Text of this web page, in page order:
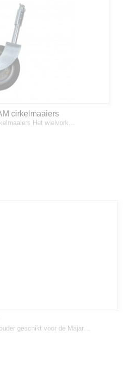
cirkelmaaiers
Het wielvork…
geschikt voor de Majar…